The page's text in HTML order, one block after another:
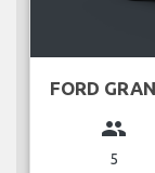
FORD
group
5